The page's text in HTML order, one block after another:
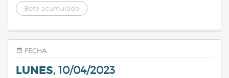
Bote acumulado
FECHA
LUNES, 10/04/2023